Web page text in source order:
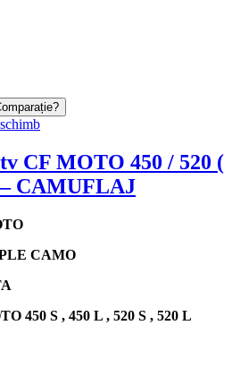
CF MOTO 450 / 520 (
– CAMUFLAJ
CAMO
450 S , 450 L , 520 S , 520 L